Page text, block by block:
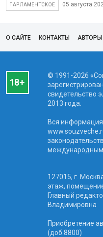
ПАРЛАМЕНТСКОЕ 05 августа
О САЙТЕ КОНТАКТЫ АВТОРЫ
© 1991-2026
свидетельство
2013 года.
Вся
127015, г.
этаж,
Главный
Владимировна
Приобретение
(доб.8800)